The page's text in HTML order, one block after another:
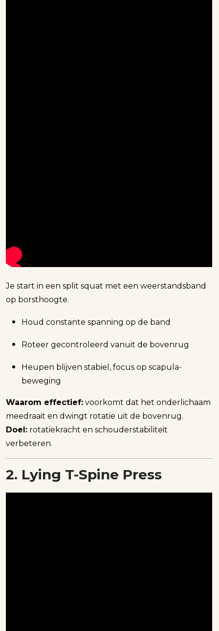
Je start in een split squat met een weerstandsband
op borsthoogte.
Houd constante spanning op de band
Roteer gecontroleerd vanuit de bovenrug
Heupen blijven stabiel, focus op scapula-
beweging
Waarom effectief: voorkomt dat het onderlichaam
meedraait en dwingt rotatie uit de bovenrug.
Doel: rotatiekracht en schouderstabiliteit
verbeteren.
2. Lying T-Spine Press